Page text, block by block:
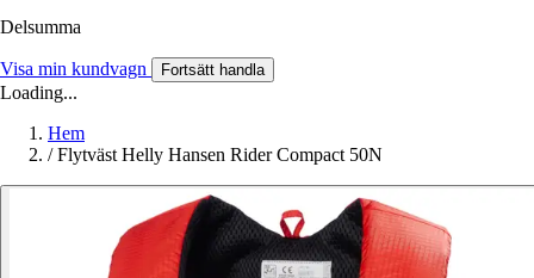
Delsumma
Visa min kundvagn Fortsätt handla
Loading...
Hem
/ Flytväst Helly Hansen Rider Compact 50N